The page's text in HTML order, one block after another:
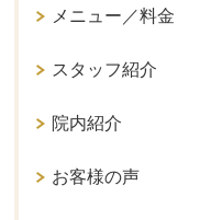
メニュー／料金
スタッフ紹介
院内紹介
お客様の声